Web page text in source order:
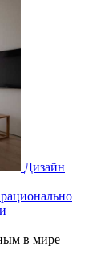
Дизайн
в мире